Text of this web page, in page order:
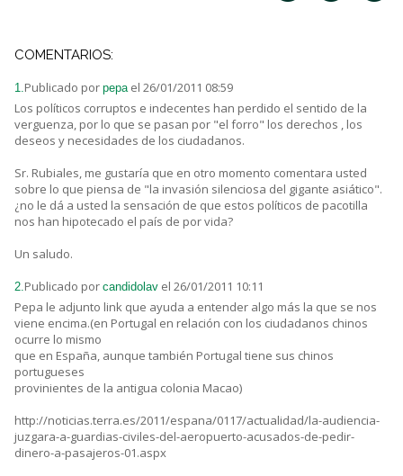
COMENTARIOS:
1.Publicado por pepa el 26/01/2011 08:59
Los políticos corruptos e indecentes han perdido el sentido de la
verguenza, por lo que se pasan por "el forro" los derechos , los
deseos y necesidades de los ciudadanos.
Sr. Rubiales, me gustaría que en otro momento comentara usted
sobre lo que piensa de "la invasión silenciosa del gigante asiático".
¿no le dá a usted la sensación de que estos políticos de pacotilla
nos han hipotecado el país de por vida?
Un saludo.
2.Publicado por candidolav el 26/01/2011 10:11
Pepa le adjunto link que ayuda a entender algo más la que se nos
viene encima.(en Portugal en relación con los ciudadanos chinos
ocurre lo mismo
que en España, aunque también Portugal tiene sus chinos
portugueses
provinientes de la antigua colonia Macao)
http://noticias.terra.es/2011/espana/0117/actualidad/la-audiencia-
juzgara-a-guardias-civiles-del-aeropuerto-acusados-de-pedir-
dinero-a-pasajeros-01.aspx